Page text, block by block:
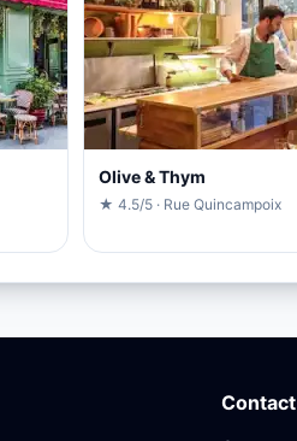
Olive & Thym
★ 4.5/5 · Rue Quincampoix
Contact